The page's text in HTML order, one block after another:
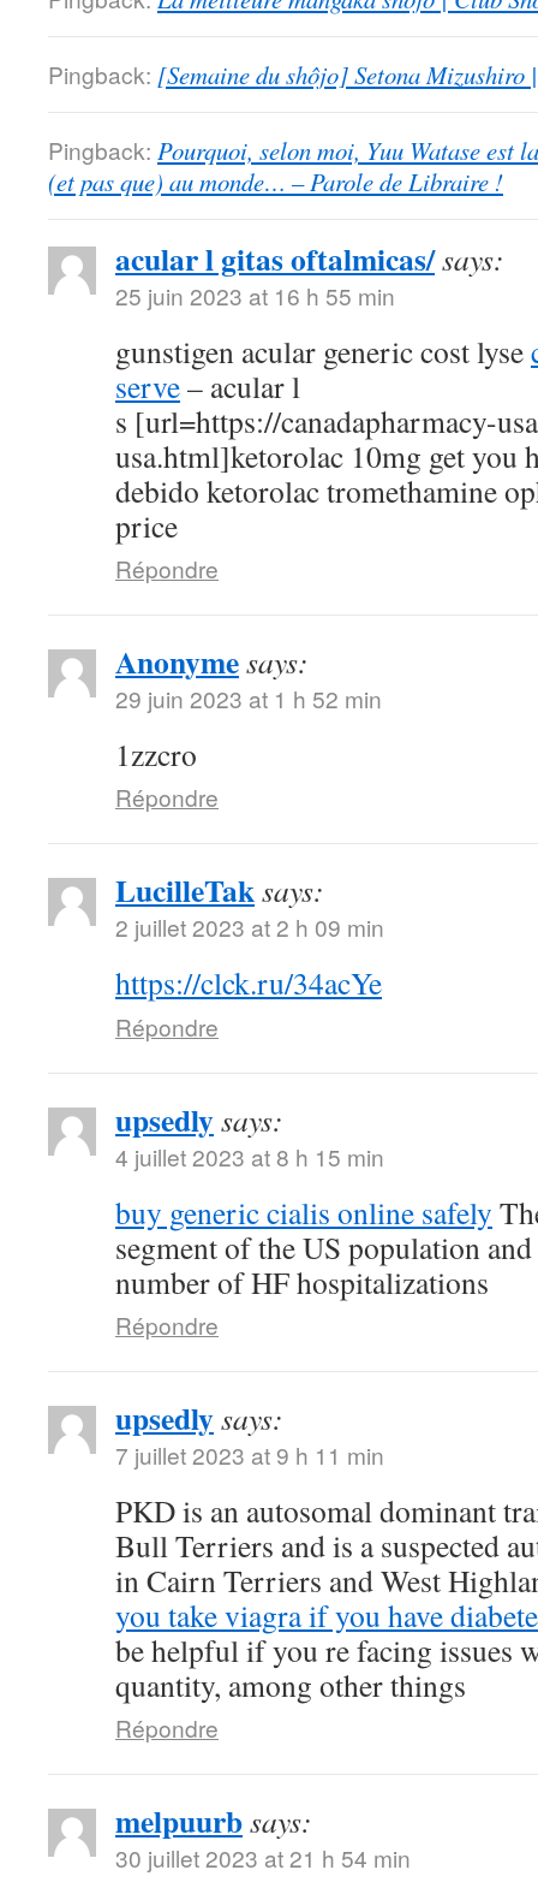
Pingback: [Semaine du shôjo] Setona Mizushiro
Pingback: Pourquoi, selon moi, Yuu Watase est
(et pas que) au monde… – Parole de Libraire !
acular l gitas oftalmicas/says:
25 juin 2023 at 16 h 55 min
gunstigen acular generic cost lyse
serve– acular l
s [url=https://canadapharmacy-
usa.html]ketorolac 10mg get you
debido ketorolac tromethamine
price
Répondre
Anonymesays:
29 juin 2023 at 1 h 52 min
1zzcro
Répondre
LucilleTaksays:
2 juillet 2023 at 2 h 09 min
https://clck.ru/34acYe
Répondre
upsedlysays:
4 juillet 2023 at 8 h 15 min
buy generic cialis online safely
segment of the US population
number of HF hospitalizations
Répondre
upsedlysays:
7 juillet 2023 at 9 h 11 min
PKD is an autosomal dominant
Bull Terriers and is a suspected
in Cairn Terriers and West
you take viagra if you have
be helpful if you re facing issues
quantity, among other things
Répondre
melpuurbsays:
30 juillet 2023 at 21 h 54 min